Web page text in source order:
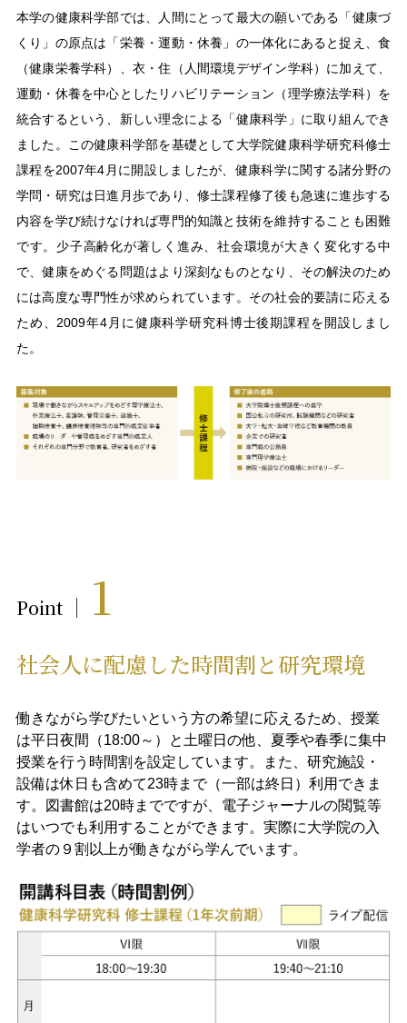
本学の健康科学部では、人間にとって最大の願いである「健康づ
くり」の原点は「栄養・運動・休養」の一体化にあると捉え、食
（健康栄養学科）、衣・住（人間環境デザイン学科）に加えて、
運動・休養を中心としたリハビリテーション（理学療法学科）を
統合するという、新しい理念による「健康科学」に取り組んでき
ました。この健康科学部を基礎として大学院健康科学研究科修士
課程を2007年4月に開設しましたが、健康科学に関する諸分野の
学問・研究は日進月歩であり、修士課程修了後も急速に進歩する
内容を学び続けなければ専門的知識と技術を維持することも困難
です。少子高齢化が著しく進み、社会環境が大きく変化する中
で、健康をめぐる問題はより深刻なものとなり、その解決のため
には高度な専門性が求められています。その社会的要請に応える
ため、2009年4月に健康科学研究科博士後期課程を開設しまし
た。
Point 1
社会人に配慮した時間割と研究環境​
働きながら学びたいという方の希望に応えるため、授業
は平日夜間（18:00～）と土曜日の他、夏季や春季に集中
授業を行う時間割を設定しています。また、研究施設・
設備は休日も含めて23時まで（一部は終日）利用できま
す。図書館は20時までですが、電子ジャーナルの閲覧等
はいつでも利用することができます。実際に大学院の入
学者の９割以上が働きながら学んでいます。​